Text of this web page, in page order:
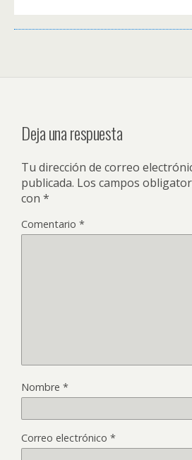
Deja una respuesta
Tu dirección de correo
publicada. Los campos
con *
Comentario *
Nombre *
Correo electrónico *